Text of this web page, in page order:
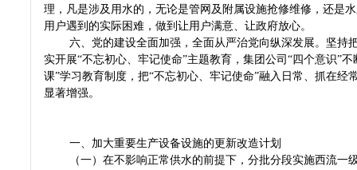
理，凡是涉及用水的，无论是管网及附属设施抢修维修，还是
用户遇到的实际困难，做到让用户满意、让政府放心。
六、党的建设全面加强，全面从严治党向纵深发展。坚持
实开展“不忘初心、牢记使命”主题教育，集团公司“四个意识”
课”学习教育制度，把“不忘初心、牢记使命”融入日常、抓在
显著增强。
一、加大重要生产设备设施的更新改造计划
（一）在不影响正常供水的前提下，分批分段实施西流